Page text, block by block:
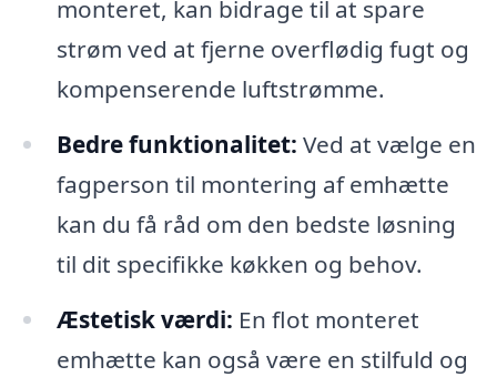
monteret, kan bidrage til at spare
strøm ved at fjerne overflødig fugt og
kompenserende luftstrømme.
Bedre funktionalitet: Ved at vælge en
fagperson til montering af emhætte
kan du få råd om den bedste løsning
til dit specifikke køkken og behov.
Æstetisk værdi: En flot monteret
emhætte kan også være en stilfuld og